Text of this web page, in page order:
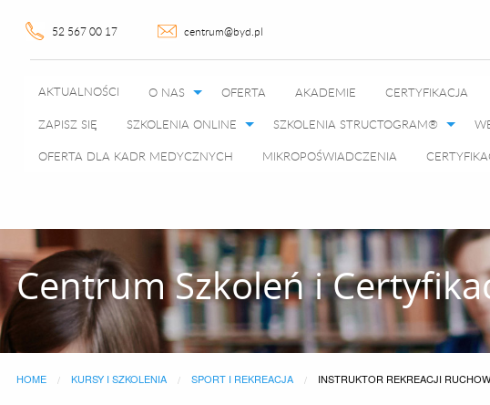
52 567 00 17 centrum@byd.pl
AKTUALNOŚCI O NAS OFERTA AKADEMIE CERTYFIKACJA
ZAPISZ SIĘ
SZKOLENIA ONLINE SZKOLENIA STRUCTOGRAM®
OFERTA DLA KADR MEDYCZNYCH
MIKROPOŚWIADCZENIA
Centrum Szkoleń i
HOME KURSY I SZKOLENIA SPORT I REKREACJA CURRENT:
INSTRUKTOR REKREACJI